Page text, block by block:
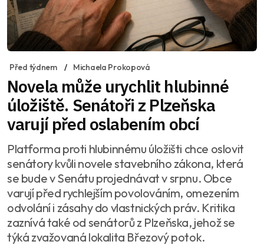
Před týdnem Michaela Prokopová
Novela může urychlit hlubinné
úložiště. Senátoři z Plzeňska
varují před oslabením obcí
Platforma proti hlubinnému úložišti chce oslovit
senátory kvůli novele stavebního zákona, která
se bude v Senátu projednávat v srpnu. Obce
varují před rychlejším povolováním, omezením
odvolání i zásahy do vlastnických práv. Kritika
zaznívá také od senátorů z Plzeňska, jehož se
týká zvažovaná lokalita Březový potok.